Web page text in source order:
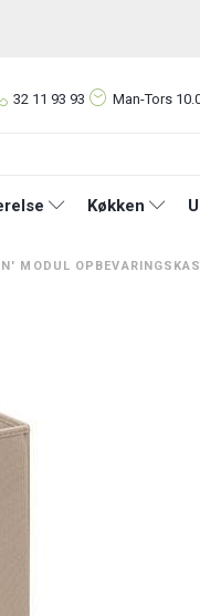
32 11 93 93 Man-Tors
Køkken
MODUL